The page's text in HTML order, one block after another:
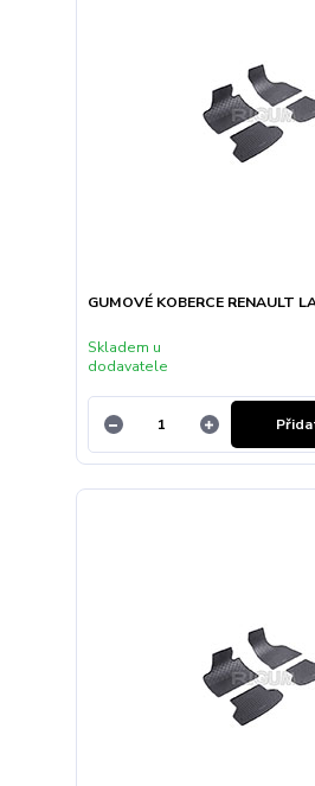
GUMOVÉ KOBERCE RENAULT
Skladem u
dodavatele